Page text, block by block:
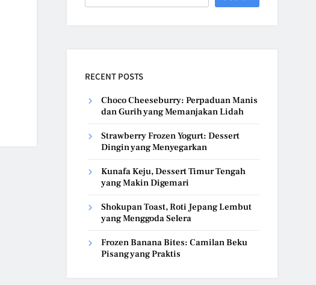
RECENT POSTS
Choco Cheeseburry: Perpaduan Manis
dan Gurih yang Memanjakan Lidah
Strawberry Frozen Yogurt: Dessert
Dingin yang Menyegarkan
Kunafa Keju, Dessert Timur Tengah
yang Makin Digemari
Shokupan Toast, Roti Jepang Lembut
yang Menggoda Selera
Frozen Banana Bites: Camilan Beku
Pisang yang Praktis